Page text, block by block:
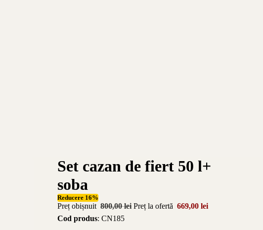
Set cazan de fiert 50 l+
soba
Reducere 16%
Preț obișnuit 800,00 lei Preț la ofertă 669,00 lei
Cod produs: CN185